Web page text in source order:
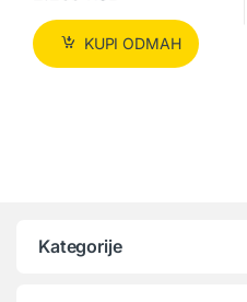
KUPI ODMAH
Kategorije